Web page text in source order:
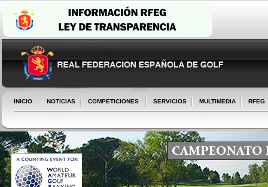
INICIO NOTICIAS COMPETICIONES SERVICIOS MULTIMEDIA RFEG